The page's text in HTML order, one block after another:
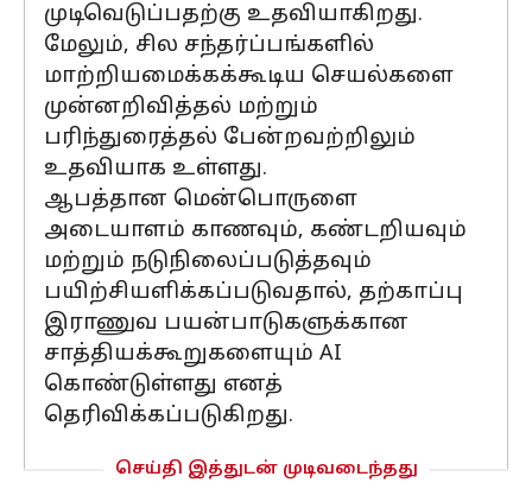
முடிவெடுப்பதற்கு உதவியாகிறது.
மேலும், சில சந்தர்ப்பங்களில்
மாற்றியமைக்கக்கூடிய செயல்களை
முன்னறிவித்தல் மற்றும்
பரிந்துரைத்தல் பேன்றவற்றிலும்
உதவியாக உள்ளது.
ஆபத்தான மென்பொருளை
அடையாளம் காணவும், கண்டறியவும்
மற்றும் நடுநிலைப்படுத்தவும்
பயிற்சியளிக்கப்படுவதால், தற்காப்பு
இராணுவ பயன்பாடுகளுக்கான
சாத்தியக்கூறுகளையும் AI
கொண்டுள்ளது எனத்
தெரிவிக்கப்படுகிறது.
செய்தி இத்துடன் முடிவடைந்தது